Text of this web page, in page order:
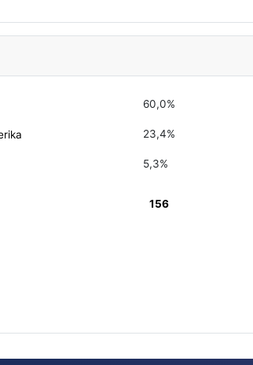
60,0%
23,4%
5,3%
156